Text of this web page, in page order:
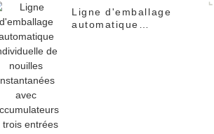
Ligne d'emballage
automatique